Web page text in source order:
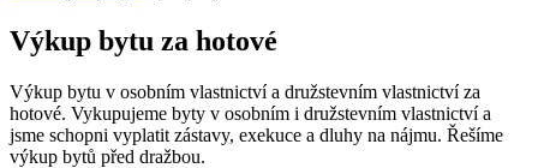
Výkup bytu za hotové
Výkup bytu v osobním vlastnictví a družstevním vlastnictví za
hotové. Vykupujeme byty v osobním i družstevním vlastnictví a
jsme schopni vyplatit zástavy, exekuce a dluhy na nájmu. Řešíme
výkup bytů před dražbou.